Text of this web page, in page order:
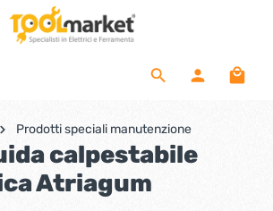
Prodotti speciali manutenzione
calpestabile
Atriagum